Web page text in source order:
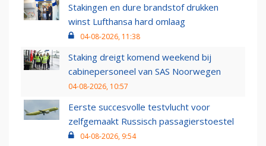
Stakingen en dure brandstof drukken
winst Lufthansa hard omlaag
04-08-2026, 11:38
Staking dreigt komend weekend bij
cabinepersoneel van SAS Noorwegen
04-08-2026, 10:57
Eerste succesvolle testvlucht voor
zelfgemaakt Russisch passagierstoestel
04-08-2026, 9:54